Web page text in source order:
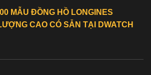
MẪU ĐỒNG HỒ LONGINES
CAO CÓ SẴN TẠI DWATCH